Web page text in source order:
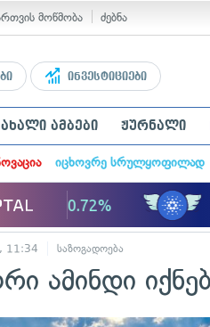
მოწმობა ძებნა
ინვესტიციები
ახალი ამბები ჟურნალი
იცხოვრე სრულყოფილად
11:34 საზოგადოება
ამინდი